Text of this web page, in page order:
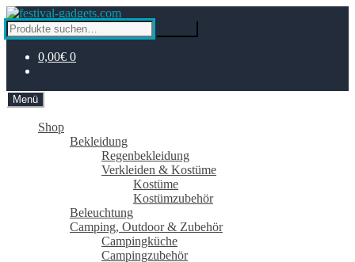
Zur
Navigation
springen
Zum
Inhalt
springen
Suche
nach:
0,00€ 0
Menü
Shop
Bekleidung
Regenbekleidung
Verkleiden & Kostüme
Kostüme
Kostümzubehör
Beleuchtung
Camping, Outdoor & Zubehör
Campingküche
Campingzubehör